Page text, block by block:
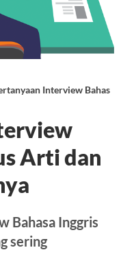
Interview Bahasa
Arti dan
Bahasa Inggris
sering